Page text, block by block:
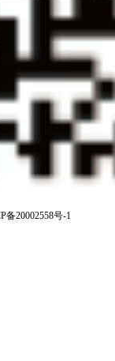
备20002558号-1